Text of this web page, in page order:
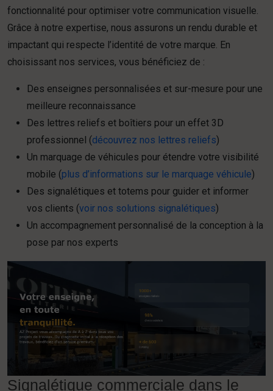
fonctionnalité pour optimiser votre communication visuelle.
Grâce à notre expertise, nous assurons un rendu durable et
impactant qui respecte l’identité de votre marque. En
choisissant nos services, vous bénéficiez de :
Des enseignes personnalisées et sur-mesure pour une
meilleure reconnaissance
Des lettres reliefs et boîtiers pour un effet 3D
professionnel (découvrez nos lettres reliefs)
Un marquage de véhicules pour étendre votre visibilité
mobile (plus d’informations sur le marquage véhicule)
Des signalétiques et totems pour guider et informer
vos clients (voir nos solutions signalétiques)
Un accompagnement personnalisé de la conception à la
pose par nos experts
Signalétique commerciale dans le